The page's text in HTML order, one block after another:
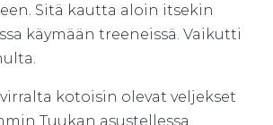
Sitä kautta aloin itsekin
käymään treeneissä. Vaikutti
kotoisin olevat veljekset
Tuukan asustellessa